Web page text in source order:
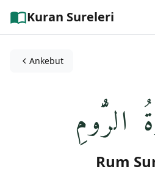
Kuran Sureleri
Ankebut
الرُّومِ
Rum